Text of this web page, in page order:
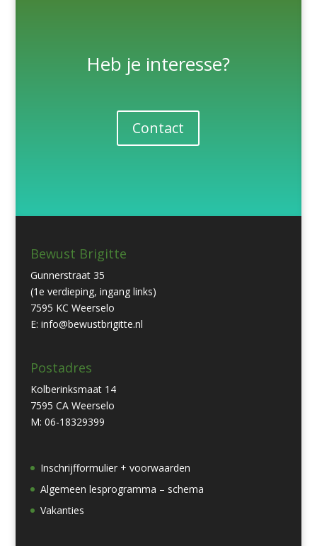
Heb je interesse?
Contact
Bewust Brigitte
Gunnerstraat 35
(1e verdieping, ingang links)
7595 KC Weerselo
E: info@bewustbrigitte.nl
Postadres
Kolberinksmaat 14
7595 CA Weerselo
M: 06-18329399
Inschrijfformulier + voorwaarden
Algemeen lesprogramma – schema
Vakanties